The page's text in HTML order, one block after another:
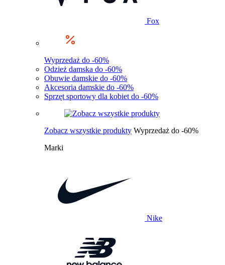
Fox
Wyprzedaż do -60%
Odzież damska do -60%
Obuwie damskie do -60%
Akcesoria damskie do -60%
Sprzęt sportowy dla kobiet do -60%
Zobacz wszystkie produkty Wyprzedaż do -60%
Marki
Nike